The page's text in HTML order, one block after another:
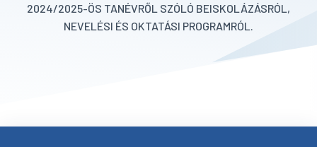
2024/2025-ÖS TANÉVRŐL SZÓLÓ BEISKOLÁZÁSRÓL,
NEVELÉSI ÉS OKTATÁSI PROGRAMRÓL.